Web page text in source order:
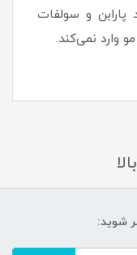
و سولفات
وارد نمی‌کند.
شوید: